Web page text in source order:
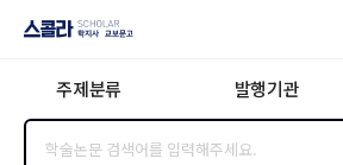
지사·교보문고
주제분류 발행기관